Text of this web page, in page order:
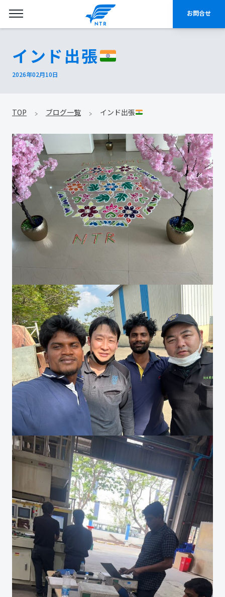
お問合せ
インド出張
2026年02月10日
TOP ブログ一覧 インド出張